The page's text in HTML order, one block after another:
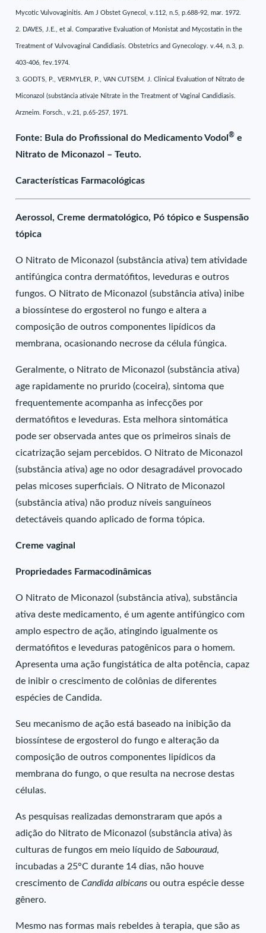
Mycotic Vulvovaginitis. Am J Obstet Gynecol, v.112, n.5, p.688-92, mar. 1972.
2. DAVES, J.E., et al. Comparative Evaluation of Monistat and Mycostatin in the
Treatment of Vulvovaginal Candidiasis. Obstetrics and Gynecology. v.44, n.3, p.
403-406, fev.1974.
3. GODTS, P., VERMYLER, P., VAN CUTSEM. J. Clinical Evaluation of Nitrato de
Miconazol (substância ativa)e Nitrate in the Treatment of Vaginal Candidiasis.
Arzneim. Forsch., v.21, p.65-257, 1971.
Fonte: Bula do Profissional do Medicamento Vodol® e
Nitrato de Miconazol – Teuto.
Características Farmacológicas
Aerossol, Creme dermatológico, Pó tópico e Suspensão
tópica
O Nitrato de Miconazol (substância ativa) tem atividade
antifúngica contra dermatófitos, leveduras e outros
fungos. O Nitrato de Miconazol (substância ativa) inibe
a biossíntese do ergosterol no fungo e altera a
composição de outros componentes lipídicos da
membrana, ocasionando necrose da célula fúngica.
Geralmente, o Nitrato de Miconazol (substância ativa)
age rapidamente no prurido (coceira), sintoma que
frequentemente acompanha as infecções por
dermatófitos e leveduras. Esta melhora sintomática
pode ser observada antes que os primeiros sinais de
cicatrização sejam percebidos. O Nitrato de Miconazol
(substância ativa) age no odor desagradável provocado
pelas micoses superficiais. O Nitrato de Miconazol
(substância ativa) não produz níveis sanguíneos
detectáveis quando aplicado de forma tópica.
Creme vaginal
Propriedades Farmacodinâmicas
O Nitrato de Miconazol (substância ativa), substância
ativa deste medicamento, é um agente antifúngico com
amplo espectro de ação, atingindo igualmente os
dermatófitos e leveduras patogênicos para o homem.
Apresenta uma ação fungistática de alta potência, capaz
de inibir o crescimento de colônias de diferentes
espécies de Candida.
Seu mecanismo de ação está baseado na inibição da
biossíntese de ergosterol do fungo e alteração da
composição de outros componentes lipídicos da
membrana do fungo, o que resulta na necrose destas
células.
As pesquisas realizadas demonstraram que após a
adição do Nitrato de Miconazol (substância ativa) às
culturas de fungos em meio líquido deSabouraud,
incubadas a 25°C durante 14 dias, não houve
crescimento de Candida albicans ou outra espécie desse
gênero.
Mesmo nas formas mais rebeldes à terapia, que são as